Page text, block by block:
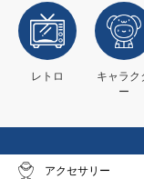
レトロ
キャラク
ー
アクセサリー